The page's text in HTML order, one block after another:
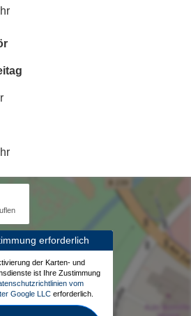
erforderlich
der Karten- und
ist Ihre Zustimmung
vom
Google LLC erforderlich.